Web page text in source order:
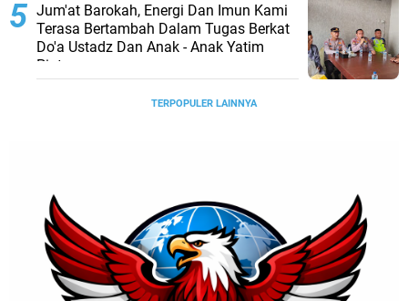
Jum'at Barokah, Energi Dan Imun Kami
Terasa Bertambah Dalam Tugas Berkat
Do'a Ustadz Dan Anak - Anak Yatim
Piatu
TERPOPULER LAINNYA